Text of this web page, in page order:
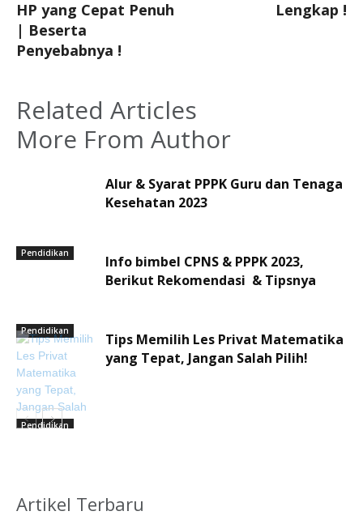
HP yang Cepat Penuh
| Beserta
Penyebabnya !
Lengkap !
Related Articles
More From Author
Pendidikan
Alur & Syarat PPPK Guru dan Tenaga
Kesehatan 2023
Pendidikan
Info bimbel CPNS & PPPK 2023,
Berikut Rekomendasi & Tipsnya
Pendidikan
Tips Memilih Les Privat Matematika
yang Tepat, Jangan Salah Pilih!
Artikel Terbaru